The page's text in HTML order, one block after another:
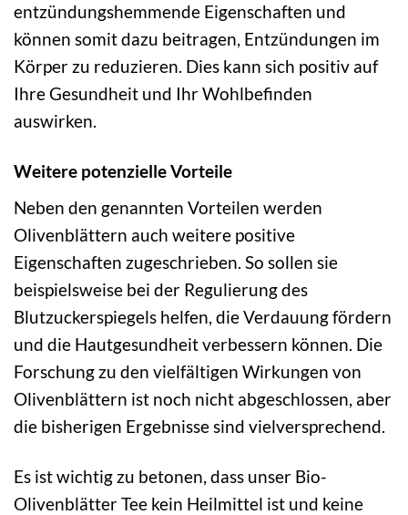
entzündungshemmende Eigenschaften und
können somit dazu beitragen, Entzündungen im
Körper zu reduzieren. Dies kann sich positiv auf
Ihre Gesundheit und Ihr Wohlbefinden
auswirken.
Weitere potenzielle Vorteile
Neben den genannten Vorteilen werden
Olivenblättern auch weitere positive
Eigenschaften zugeschrieben. So sollen sie
beispielsweise bei der Regulierung des
Blutzuckerspiegels helfen, die Verdauung fördern
und die Hautgesundheit verbessern können. Die
Forschung zu den vielfältigen Wirkungen von
Olivenblättern ist noch nicht abgeschlossen, aber
die bisherigen Ergebnisse sind vielversprechend.
Es ist wichtig zu betonen, dass unser Bio-
Olivenblätter Tee kein Heilmittel ist und keine